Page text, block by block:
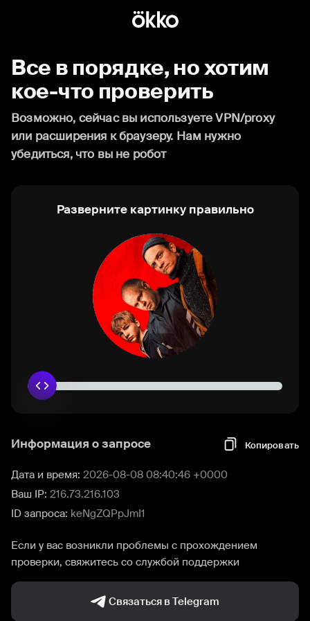
Все в порядке, но хотим
кое-что проверить
Возможно, сейчас вы используете VPN/proxy
или расширения к браузеру. Нам нужно
убедиться, что вы не робот
Разверните картинку правильно
Информация о запросе Копировать
Дата и время: 2026-08-08 08:40:46 +0000
Ваш IP: 216.73.216.103
ID запроса: keNgZQPpJmI1
Если у вас возникли проблемы с прохождением
проверки, свяжитесь со службой поддержки
Связаться в Telegram